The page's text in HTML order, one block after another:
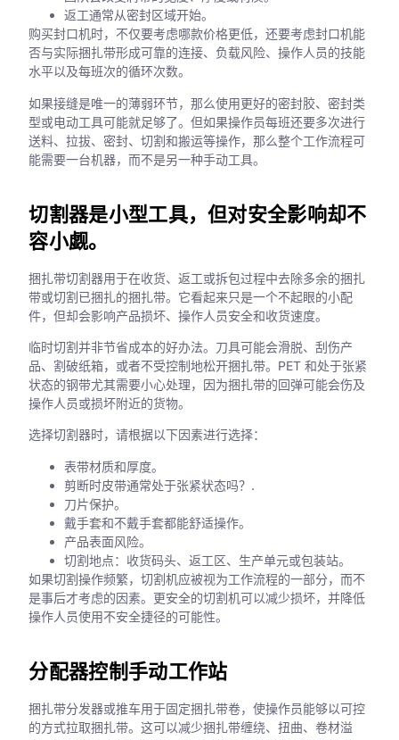
返工通常从密封区域开始。
购买封口机时，不仅要考虑哪款价格更低，还要考虑封口机能
否与实际捆扎带形成可靠的连接、负载风险、操作人员的技能
水平以及每班次的循环次数。
如果接缝是唯一的薄弱环节，那么使用更好的密封胶、密封类
型或电动工具可能就足够了。但如果操作员每班还要多次进行
送料、拉拔、密封、切割和搬运等操作，那么整个工作流程可
能需要一台机器，而不是另一种手动工具。
切割器是小型工具，但对安全影响却不
容小觑。
捆扎带切割器用于在收货、返工或拆包过程中去除多余的捆扎
带或切割已捆扎的捆扎带。它看起来只是一个不起眼的小配
件，但却会影响产品损坏、操作人员安全和收货速度。
临时切割并非节省成本的好办法。刀具可能会滑脱、刮伤产
品、割破纸箱，或者不受控制地松开捆扎带。PET 和处于张紧
状态的钢带尤其需要小心处理，因为捆扎带的回弹可能会伤及
操作人员或损坏附近的货物。
选择切割器时，请根据以下因素进行选择：
表带材质和厚度。
剪断时皮带通常处于张紧状态吗？.
刀片保护。
戴手套和不戴手套都能舒适操作。
产品表面风险。
切割地点：收货码头、返工区、生产单元或包装站。
如果切割操作频繁，切割机应被视为工作流程的一部分，而不
是事后才考虑的因素。更安全的切割机可以减少损坏，并降低
操作人员使用不安全捷径的可能性。
分配器控制手动工作站
捆扎带分发器或推车用于固定捆扎带卷，使操作员能够以可控
的方式拉取捆扎带。这可以减少捆扎带缠绕、扭曲、卷材溢